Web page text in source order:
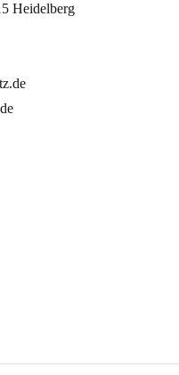
Heidelberg